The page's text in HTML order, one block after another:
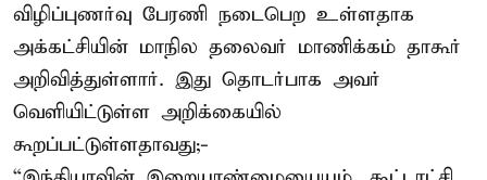
விழிப்புணர்வு பேரணி நடைபெற உள்ளதாக
அக்கட்சியின் மாநில தலைவர் மாணிக்கம் தாகூர்
அறிவித்துள்ளார். இது தொடர்பாக அவர்
வெளியிட்டுள்ள அறிக்கையில்
கூறப்பட்டுள்ளதாவது;-